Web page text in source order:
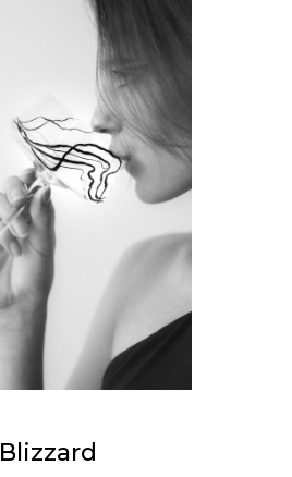
Blizzard